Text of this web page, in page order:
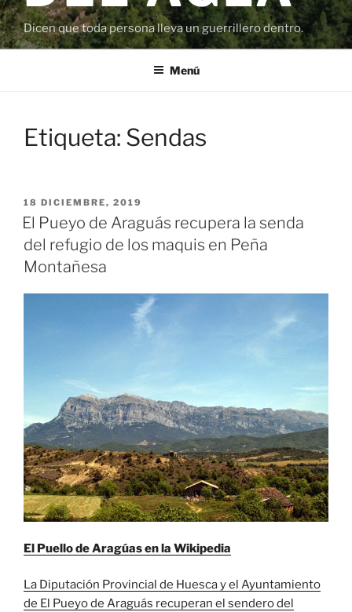
Dicen que toda persona lleva un guerrillero dentro.
Menú
Etiqueta: Sendas
PUBLICADO
EL
18 DICIEMBRE, 2019
El Pueyo de Araguás recupera la senda
del refugio de los maquis en Peña
Montañesa
El Puello de Aragúas en la Wikipedia
La Diputación Provincial de Huesca y el Ayuntamiento
de El Pueyo de Araguás recuperan el sendero del